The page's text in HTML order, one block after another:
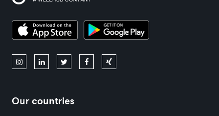
Our countries